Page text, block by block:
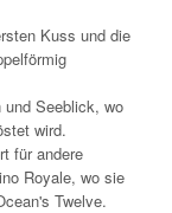
Kuss und die
Seeblick, wo
wird.
für andere
Royale, wo sie
Twelve.